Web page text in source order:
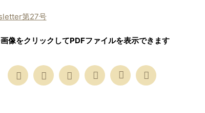
像をクリックしてPDFファイルを表示できます